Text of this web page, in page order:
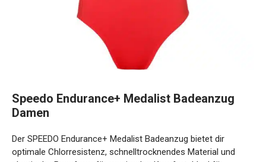
Damen
optimale Chlorresistenz, schnelltrocknendes Material und
elastische Passform für maximalen Komfort. Ideal für